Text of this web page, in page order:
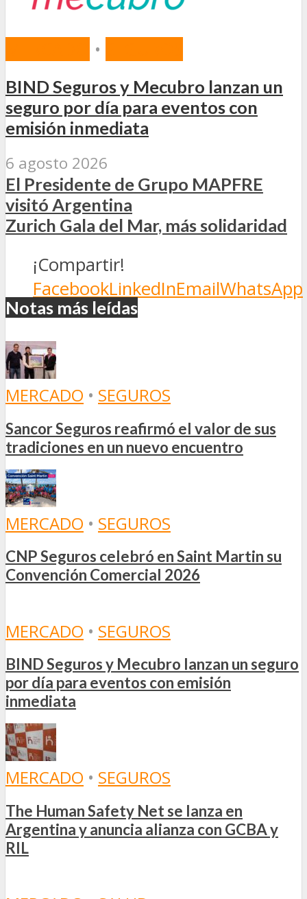
•
BIND Seguros y Mecubro lanzan un
seguro por día para eventos con
emisión inmediata
6 agosto 2026
El Presidente de Grupo MAPFRE
visitó Argentina
Zurich Gala del Mar, más solidaridad
¡Compartir!
FacebookLinkedInEmailWhatsApp
Notas más leídas
MERCADO • SEGUROS
Sancor Seguros reafirmó el valor de sus
tradiciones en un nuevo encuentro
MERCADO • SEGUROS
CNP Seguros celebró en Saint Martin su
Convención Comercial 2026
MERCADO • SEGUROS
BIND Seguros y Mecubro lanzan un seguro
por día para eventos con emisión
inmediata
MERCADO • SEGUROS
The Human Safety Net se lanza en
Argentina y anuncia alianza con GCBA y
RIL